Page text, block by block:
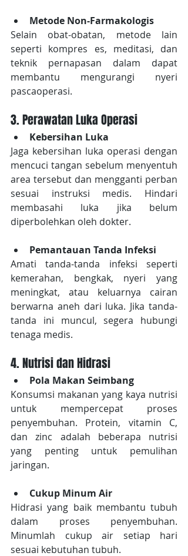
Metode Non-Farmakologis
Selain obat-obatan, metode lain
seperti kompres es, meditasi, dan
teknik pernapasan dalam dapat
membantu mengurangi nyeri
pascaoperasi.
3. Perawatan Luka Operasi
Kebersihan Luka
Jaga kebersihan luka operasi dengan
mencuci tangan sebelum menyentuh
area tersebut dan mengganti perban
sesuai instruksi medis. Hindari
membasahi luka jika belum
diperbolehkan oleh dokter.
Pemantauan Tanda Infeksi
Amati tanda-tanda infeksi seperti
kemerahan, bengkak, nyeri yang
meningkat, atau keluarnya cairan
berwarna aneh dari luka. Jika tanda-
tanda ini muncul, segera hubungi
tenaga medis.
4. Nutrisi dan Hidrasi
Pola Makan Seimbang
Konsumsi makanan yang kaya nutrisi
untuk mempercepat proses
penyembuhan. Protein, vitamin C,
dan zinc adalah beberapa nutrisi
yang penting untuk pemulihan
jaringan.
Cukup Minum Air
Hidrasi yang baik membantu tubuh
dalam proses penyembuhan.
Minumlah cukup air setiap hari
sesuai kebutuhan tubuh.